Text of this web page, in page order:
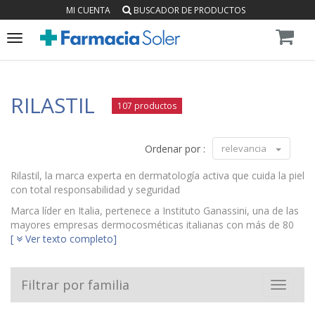
MI CUENTA BUSCADOR DE PRODUCTOS
Toggle
RILASTIL 107 productos
Ordenar por : relevancia
Rilastil, la marca experta en dermatología activa que cuida la piel
con total responsabilidad y seguridad
Marca líder en Italia, pertenece a Instituto Ganassini, una de las
mayores empresas dermocosméticas italianas con más de 80
años de experiencia en el sector farmacéutico. Rilastil nace en
del profesor Domenico Ganassini, científico apasionado, que
identificó la Vitamina PP (Niacinamida), hito que marcó su
carrera de éxito en el campo de la dermatología, llevándolo a
[ Ver texto completo]
Toggle
Filtrar por familia